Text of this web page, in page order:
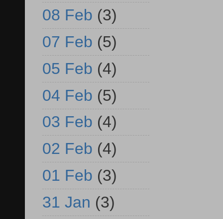
08 Feb (3)
07 Feb (5)
05 Feb (4)
04 Feb (5)
03 Feb (4)
02 Feb (4)
01 Feb (3)
31 Jan (3)